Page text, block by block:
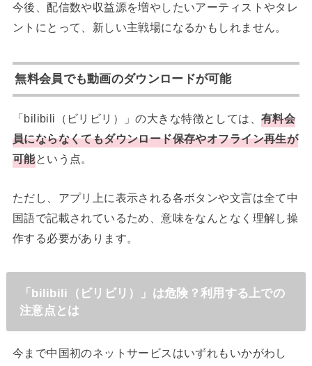
今後、配信数や収益源を増やしたいアーティストやタレ
ントにとって、新しい主戦場になるかもしれません。
無料会員でも動画のダウンロードが可能
「bilibili（ビリビリ）」の大きな特徴としては、有料会
員にならなくてもダウンロード保存やオフライン再生が
可能という点。
ただし、アプリ上に表示される各ボタンや文言は全て中
国語で記載されているため、意味をなんとなく理解し操
作する必要があります。
「bilibili（ビリビリ）」は危険？利用する上での
注意点とは
今まで中国初のネットサービスはいずれもいかがわし